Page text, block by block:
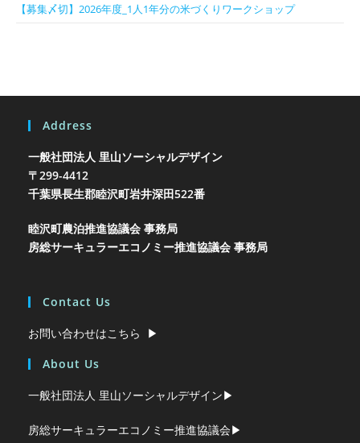
【募集〆切】2026年度_1人1年分の米づくりワークショップ
Address
一般社団法人 里山ソーシャルデザイン
〒299-4412
千葉県長生郡睦沢町岩井深田522番
睦沢町農泊推進協議会 事務局
房総サーキュラーエコノミー推進協議会 事務局
Contact Us
お問い合わせはこちら ▶︎
About Us
一般社団法人 里山ソーシャルデザイン▶︎
房総サーキュラーエコノミー推進協議会▶︎